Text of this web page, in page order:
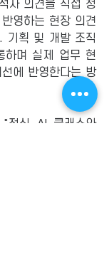
자 의견을 직접 청
영하는 현장 의견
기획 및 개발 조직
하며 실제 업무 현
에 반영한다는 방
"점심 AI 클래스와